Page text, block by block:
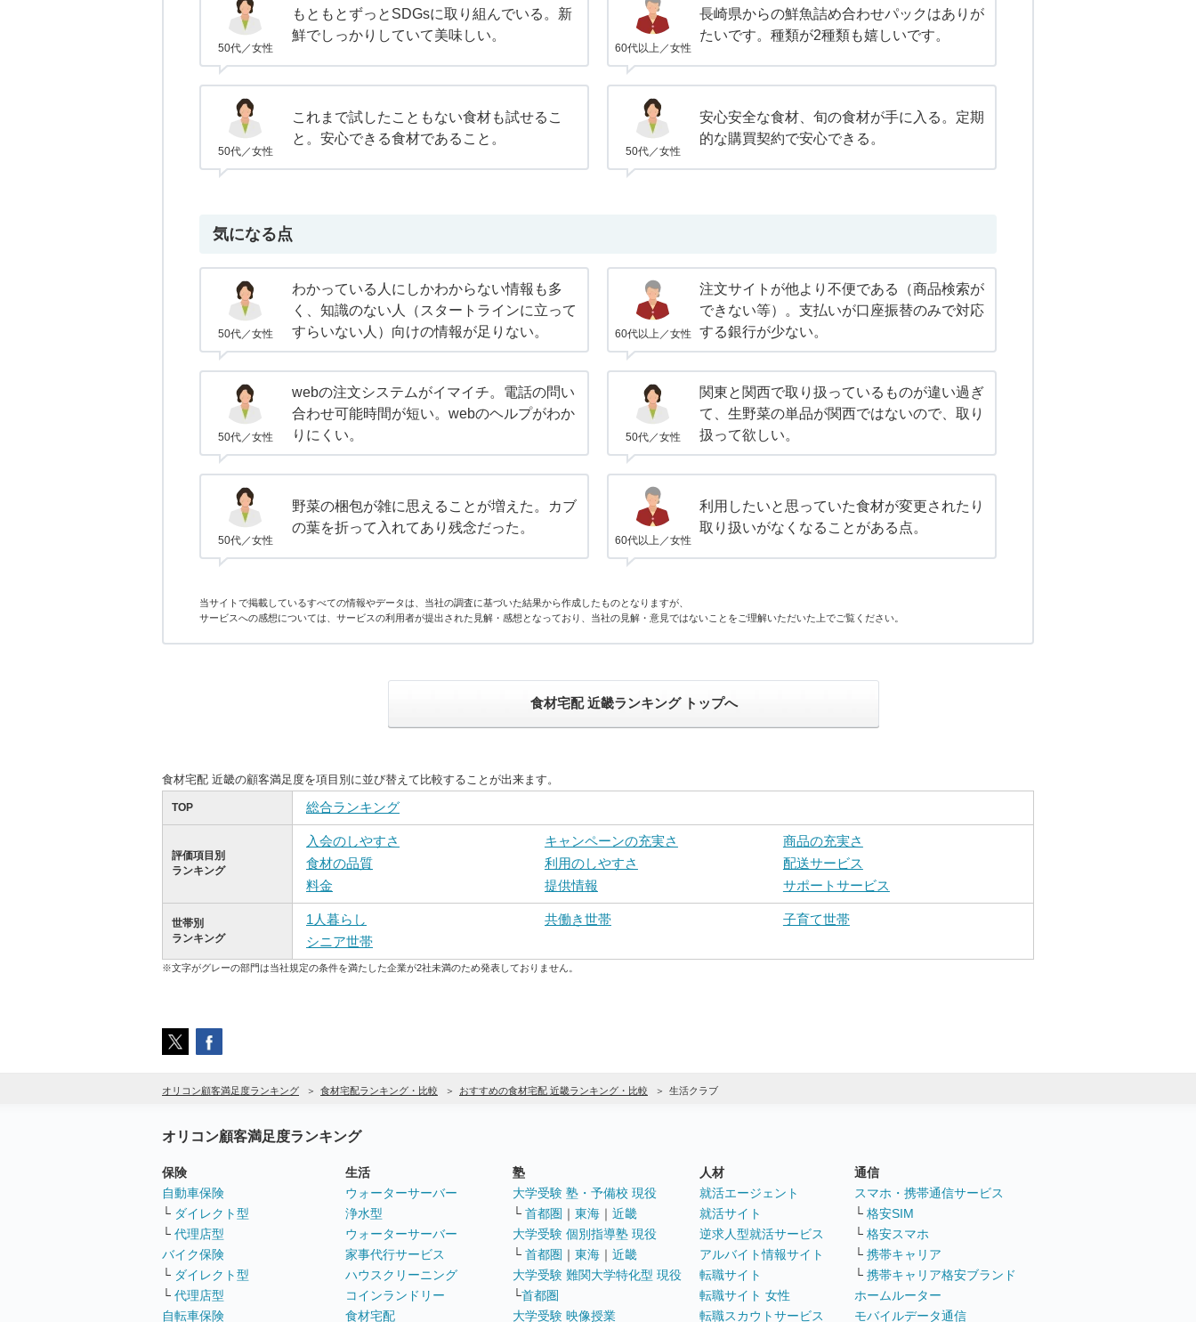
50代／女性
もともとずっとSDGsに取り組んでいる。新
鮮でしっかりしていて美味しい。
60代以上／女性
長崎県からの鮮魚詰め合わせパックはありが
たいです。種類が2種類も嬉しいです。
50代／女性
これまで試したこともない食材も試せるこ
と。安心できる食材であること。
50代／女性
安心安全な食材、旬の食材が手に入る。定期
的な購買契約で安心できる。
気になる点
50代／女性
わかっている人にしかわからない情報も多
く、知識のない人（スタートラインに立って
すらいない人）向けの情報が足りない。
60代以上／女性
注文サイトが他より不便である（商品検索が
できない等）。支払いが口座振替のみで対応
する銀行が少ない。
50代／女性
webの注文システムがイマイチ。電話の問い
合わせ可能時間が短い。webのヘルプがわか
りにくい。
50代／女性
関東と関西で取り扱っているものが違い過ぎ
て、生野菜の単品が関西ではないので、取り
扱って欲しい。
50代／女性
野菜の梱包が雑に思えることが増えた。カブ
の葉を折って入れてあり残念だった。
60代以上／女性
利用したいと思っていた食材が変更されたり
取り扱いがなくなることがある点。
当サイトで掲載しているすべての情報やデータは、当社の調査に基づいた結果から作成したものとなりますが、
サービスへの感想については、サービスの利用者が提出された見解・感想となっており、当社の見解・意見ではないことをご理解いただいた上でご覧ください。
食材宅配 近畿ランキング トップへ
食材宅配 近畿の顧客満足度を項目別に並び替えて比較することが出来ます。
TOP 総合ランキング
評価項目別
ランキング
入会のしやすさ キャンペーンの充実さ
商品の充実さ
食材の品質
利用のしやすさ
配送サービス
料金
提供情報 サポートサービス
世帯別
ランキング
1人暮らし 共働き世帯
子育て世帯
シニア世帯
※文字がグレーの部門は当社規定の条件を満たした企業が2社未満のため発表しておりません。
オリコン顧客満足度ランキング 食材宅配ランキング・比較 おすすめの食材宅配 近畿ランキング・比較 生活クラブ
オリコン顧客満足度ランキング
保険
自動車保険
└ ダイレクト型
└ 代理店型
バイク保険
└ ダイレクト型
└ 代理店型
自転車保険
生活
ウォーターサーバー
浄水型
ウォーターサーバー
家事代行サービス
ハウスクリーニング
コインランドリー
食材宅配
塾
大学受験 塾・予備校 現役
└ 首都圏 ｜ 東海 ｜ 近畿
大学受験 個別指導塾 現役
└ 首都圏 ｜ 東海 ｜ 近畿
大学受験 難関大学特化型 現役
└首都圏
大学受験 映像授業
人材
就活エージェント
就活サイト
逆求人型就活サービス
アルバイト情報サイト
転職サイト
転職サイト 女性
転職スカウトサービス
通信
スマホ・携帯通信サービス
└ 格安SIM
└ 格安スマホ
└ 携帯キャリア
└ 携帯キャリア格安ブランド
ホームルーター
モバイルデータ通信